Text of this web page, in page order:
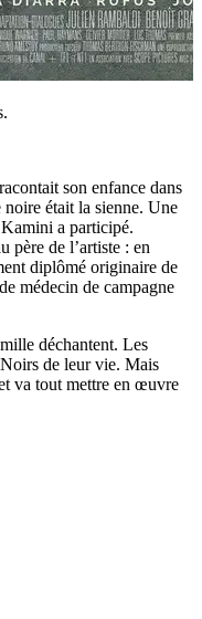
son enfance dans
était la sienne. Une
a participé.
père de l’artiste : en
diplômé originaire de
médecin de campagne
déchantent. Les
de leur vie. Mais
va tout mettre en œuvre